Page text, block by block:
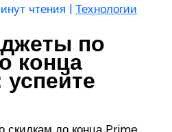
чтения |Технологии
по
конца
успейте